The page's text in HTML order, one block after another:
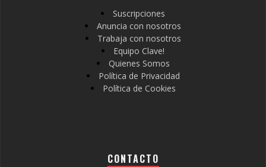
Suscripciones
Anuncia con nosotros
Trabaja con nosotros
Equipo Clave!
Quienes Somos
Política de Privacidad
Política de Cookies
CONTACTO